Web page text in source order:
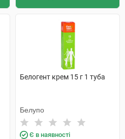
Белогент крем 15 г 1 туба
Белупо
Є в наявності